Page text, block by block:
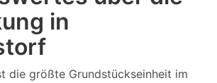
in
die größte Grundstückseinheit im